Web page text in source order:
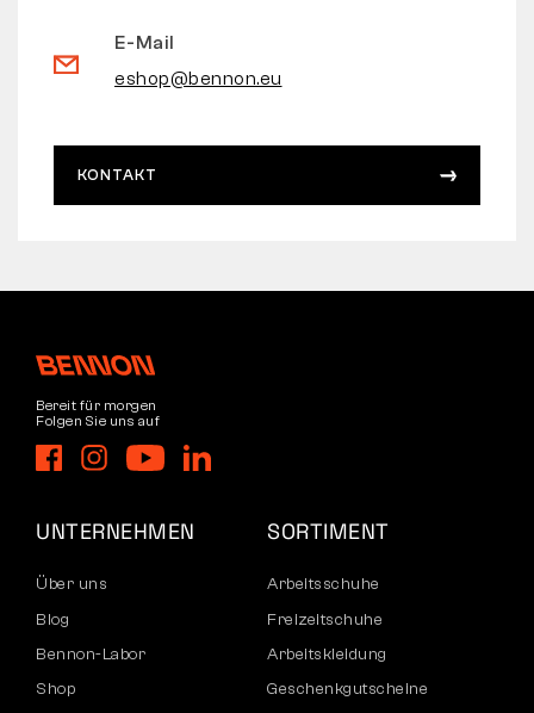
E-Mail
eshop@bennon.eu
KONTAKT
Bereit für morgen
Folgen Sie uns auf
UNTERNEHMEN
Über uns
Blog
Bennon-Labor
Shop
SORTIMENT
Arbeitsschuhe
Freizeitschuhe
Arbeitskleidung
Geschenkgutscheine